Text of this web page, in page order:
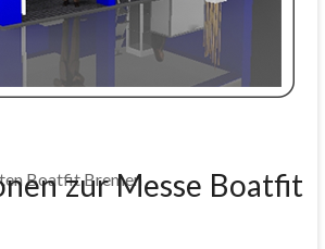
zur Messe Boatfit